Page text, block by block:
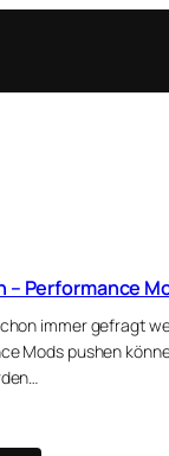
– Performance
immer gefragt
Mods pushen